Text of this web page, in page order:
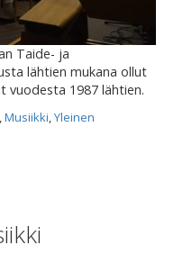
Taide- ja
lähtien mukana ollut
vuodesta 1987 lähtien.
,Musiikki,Yleinen